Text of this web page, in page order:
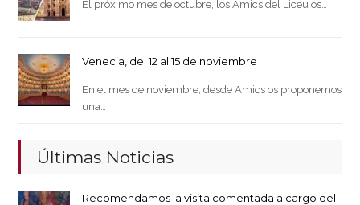
El próximo mes de octubre, los Amics del Liceu os…
Venecia, del 12 al 15 de noviembre
En el mes de noviembre, desde Amics os proponemos
una…
Últimas Noticias
Recomendamos la visita comentada a cargo del